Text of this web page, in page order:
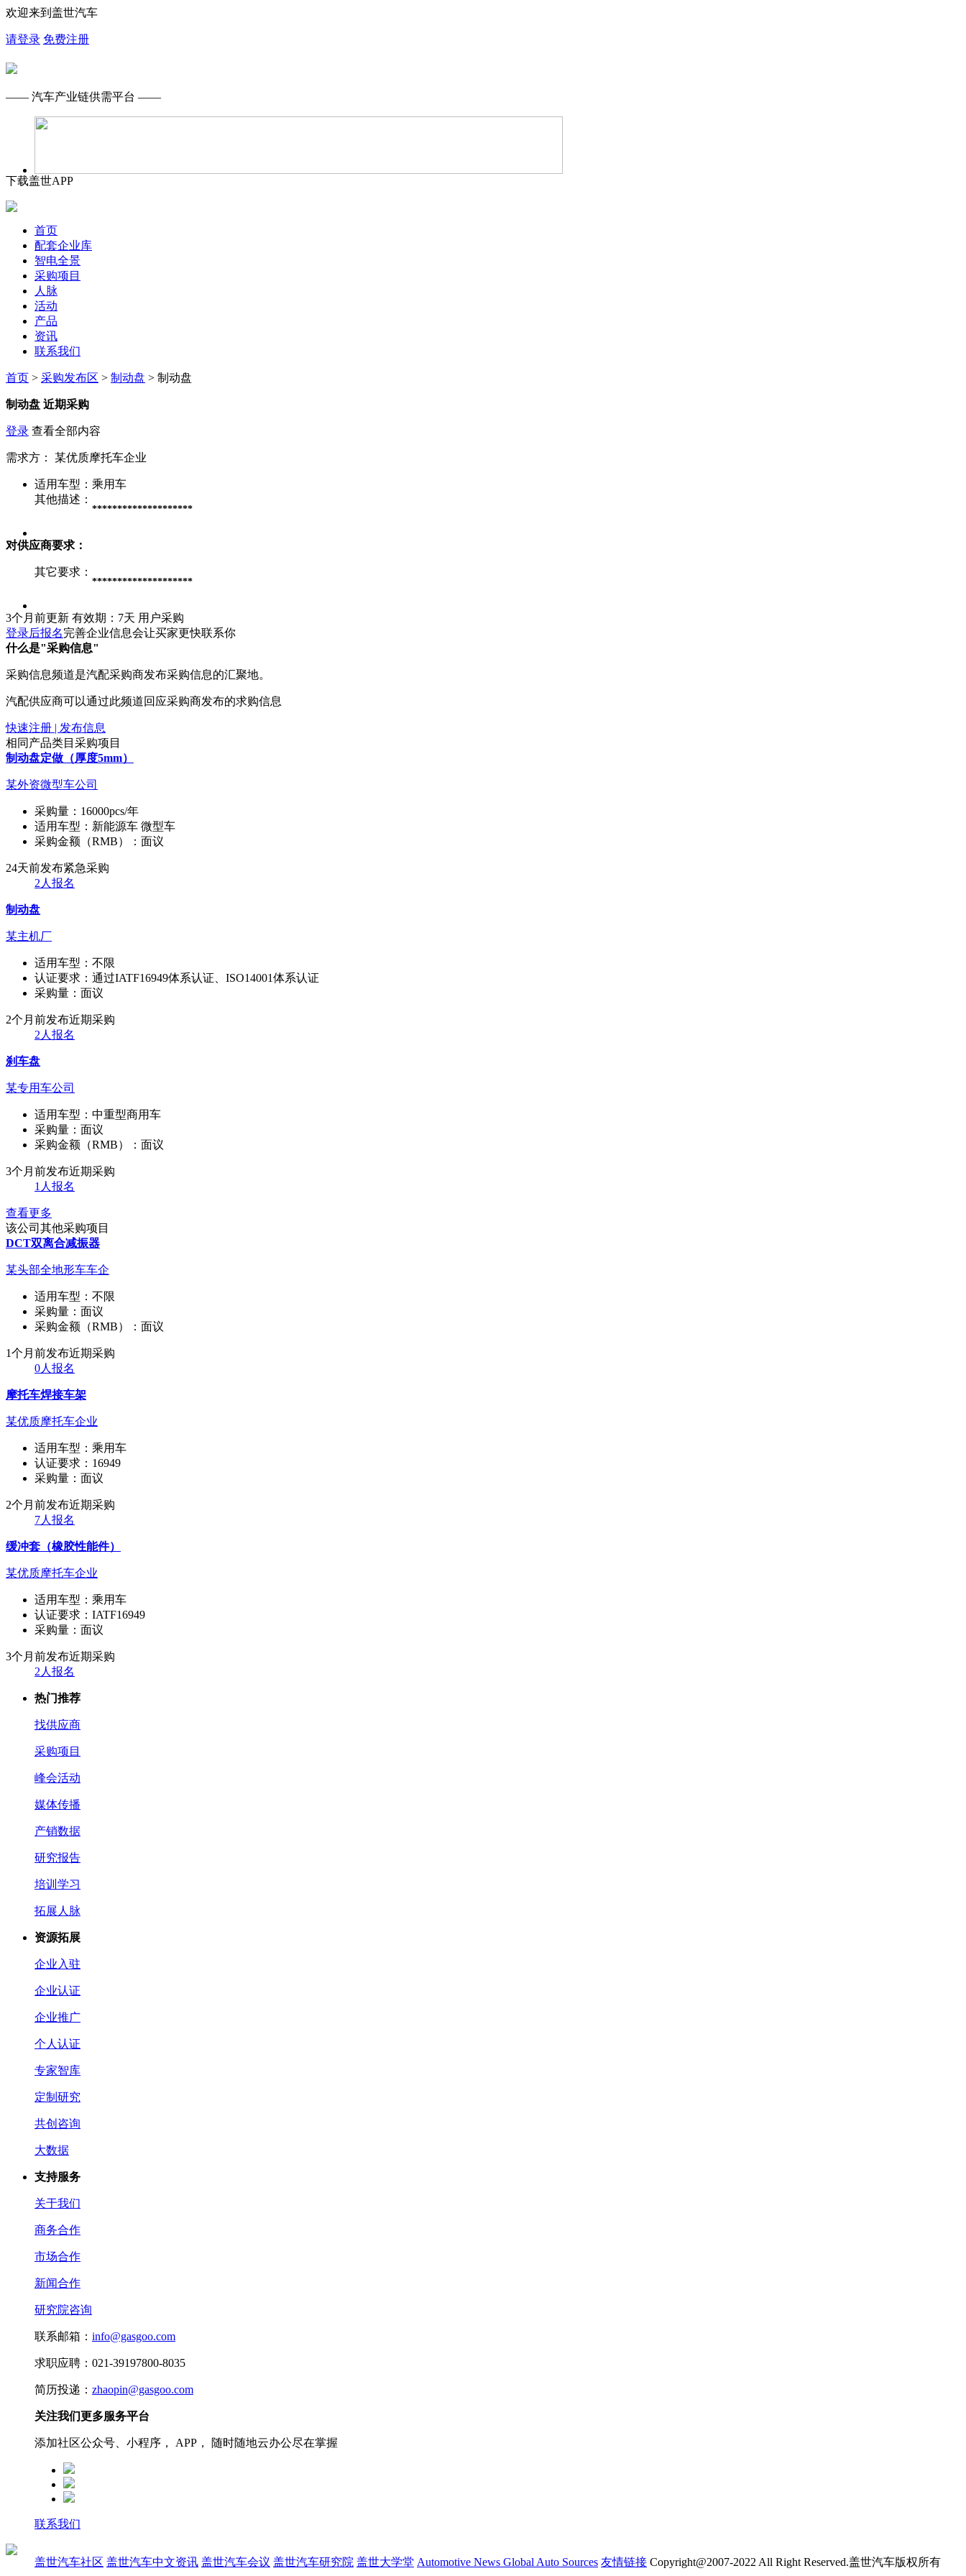
欢迎来到盖世汽车
请登录 免费注册
—— 汽车产业链供需平台 ——
下载盖世APP
首页
配套企业库
智电全景
采购项目
人脉
活动
产品
资讯
联系我们
首页 > 采购发布区 > 制动盘 > 制动盘
制动盘 近期采购
登录 查看全部内容
需求方： 某优质摩托车企业
适用车型： 乘用车
其他描述：
********************
对供应商要求：
其它要求：
********************
3个月前更新 有效期：7天 用户采购
登录后报名完善企业信息会让买家更快联系你
什么是"采购信息"
采购信息频道是汽配采购商发布采购信息的汇聚地。
汽配供应商可以通过此频道回应采购商发布的求购信息
快速注册 | 发布信息
相同产品类目采购项目
制动盘定做（厚度5mm）
某外资微型车公司
采购量： 16000pcs/年
适用车型： 新能源车 微型车
采购金额（RMB）： 面议
24天前发布紧急采购
2人报名
制动盘
某主机厂
适用车型： 不限
认证要求： 通过IATF16949体系认证、ISO14001体系认证
采购量： 面议
2个月前发布近期采购
2人报名
刹车盘
某专用车公司
适用车型： 中重型商用车
采购量： 面议
采购金额（RMB）： 面议
3个月前发布近期采购
1人报名
查看更多
该公司其他采购项目
DCT双离合减振器
某头部全地形车车企
适用车型： 不限
采购量： 面议
采购金额（RMB）： 面议
1个月前发布近期采购
0人报名
摩托车焊接车架
某优质摩托车企业
适用车型： 乘用车
认证要求： 16949
采购量： 面议
2个月前发布近期采购
7人报名
缓冲套（橡胶性能件）
某优质摩托车企业
适用车型： 乘用车
认证要求： IATF16949
采购量： 面议
3个月前发布近期采购
2人报名
热门推荐
找供应商
采购项目
峰会活动
媒体传播
产销数据
研究报告
培训学习
拓展人脉
资源拓展
企业入驻
企业认证
企业推广
个人认证
专家智库
定制研究
共创咨询
大数据
支持服务
关于我们
商务合作
市场合作
新闻合作
研究院咨询
联系邮箱： info@gasgoo.com
求职应聘：021-39197800-8035
简历投递： zhaopin@gasgoo.com
关注我们更多服务平台
添加社区公众号、小程序， APP， 随时随地云办公尽在掌握
联系我们
盖世汽车社区 盖世汽车中文资讯 盖世汽车会议 盖世汽车研究院 盖世大学堂 Automotive News Global Auto Sources 友情链接 Copyright@2007-2022 All Right Reserved.盖世汽车版权所有